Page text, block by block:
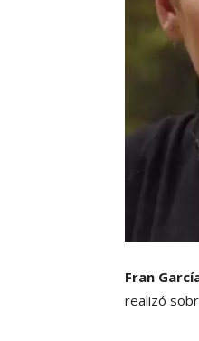
Fran
realizó